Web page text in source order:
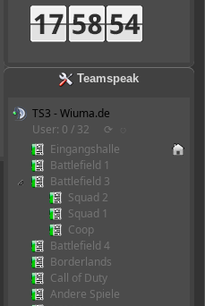
Teamspeak
TS3 - Wiuma.de
User: 0 / 32
⟳
Eingangshalle
Battlefield 1
Battlefield 3
Squad 2
Squad 1
Coop
Battlefield 4
Borderlands
Call of Duty
Andere Spiele